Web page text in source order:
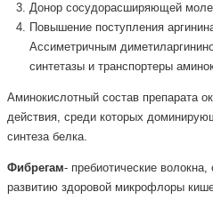
Донор сосудорасширяющей
Повышение поступления
Ассиметричным
синтетазы и транспортеры
Аминокислотный состав препарата
действия, среди которых
синтеза белка.
Фибрегам- пребиотические
развитию здоровой микрофлоры